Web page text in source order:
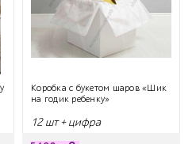
Коробка с букетом шаров «Шик
на годик ребенку»
12 шт + цифра